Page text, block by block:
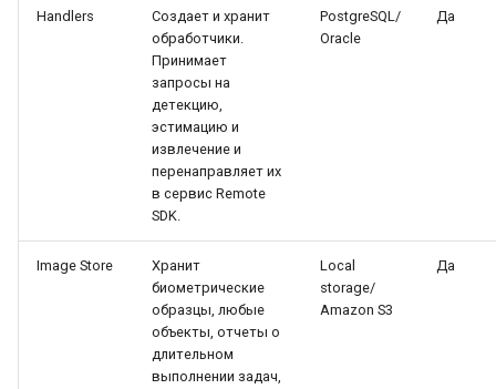
набора биометрических
Сохраняемые данные и
Исходные изображения
Объект «Биометрический
Биометрический шаблон
Объект «Атрибут»
LUNA PLATFORM v.5.26.0
LUNA PLATFORM v.5.25.0
LUNA PLATFORM v.5.24.2
LUNA PLATFORM v.5.24.1
LUNA PLATFORM v.5.24.0
LUNA PLATFORM v.5.23.1
LUNA PLATFORM v.5.23.0
Handlers
Создает и хранит
обработчики.
Принимает
запросы на
детекцию,
эстимацию и
извлечение и
перенаправляет их
в сервис Remote
SDK.
PostgreSQL/
Oracle
Да
Image Store
Хранит
биометрические
образцы, любые
объекты, отчеты о
длительном
выполнении задач,
Local
storage/
Amazon S3
Да